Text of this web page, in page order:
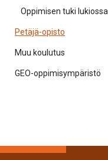
Oppimisen tuki lukiossa
Petäjä-opisto
Muu koulutus
GEO-oppimisympäristö